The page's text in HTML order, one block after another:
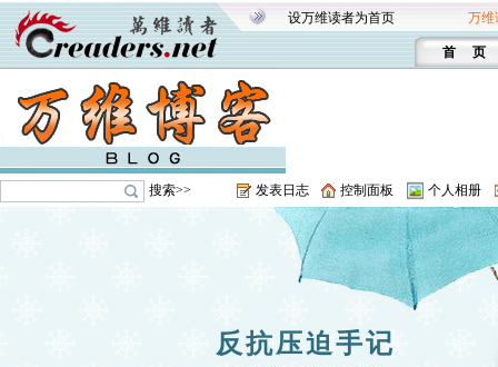
设万维读者为首页 万维
首 页
搜索>> 发表日志 控制面板 个人相册
反抗压迫手记